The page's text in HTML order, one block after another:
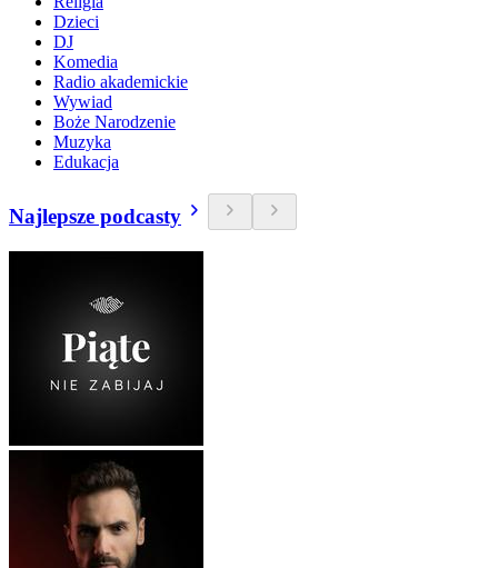
Dzieci
DJ
Komedia
Radio akademickie
Wywiad
Boże Narodzenie
Muzyka
Edukacja
Najlepsze podcasty